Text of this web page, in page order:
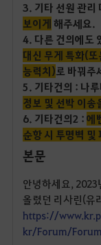
3. 기타 선원 관리
보이게 해주세요.
4. 다른 건의에도
대신 무게 특화(
능력치)로 바꿔주
5. 기타건의 : 나
정보 및 선박 이송
6. 기타건의2 : 에
순항 시 투명벽 및
본문
안녕하세요, 2023
올렸던 리사린(유
https://
kr/Forum/